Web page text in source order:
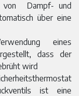
von Dampf- und
über eine
eines
dass der
wird
ist eine